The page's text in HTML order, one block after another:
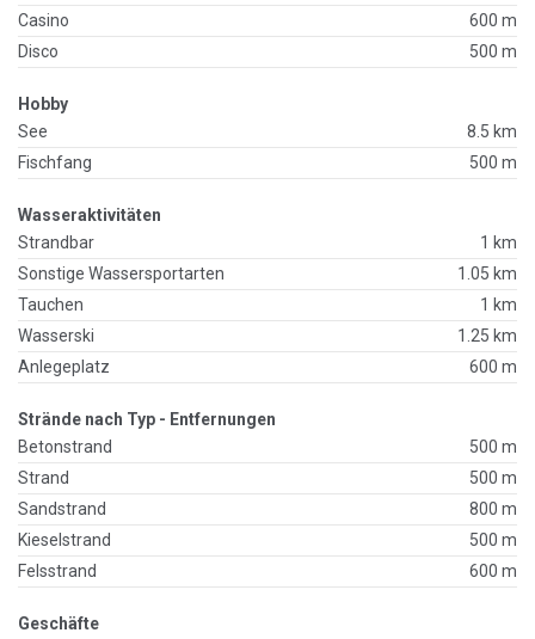
Casino
600 m
Disco
500 m
Hobby
See
8.5 km
Fischfang
500 m
Wasseraktivitäten
Strandbar
1 km
Sonstige Wassersportarten
1.05 km
Tauchen
1 km
Wasserski
1.25 km
Anlegeplatz
600 m
Strände nach Typ - Entfernungen
Betonstrand
500 m
Strand
500 m
Sandstrand
800 m
Kieselstrand
500 m
Felsstrand
600 m
Geschäfte